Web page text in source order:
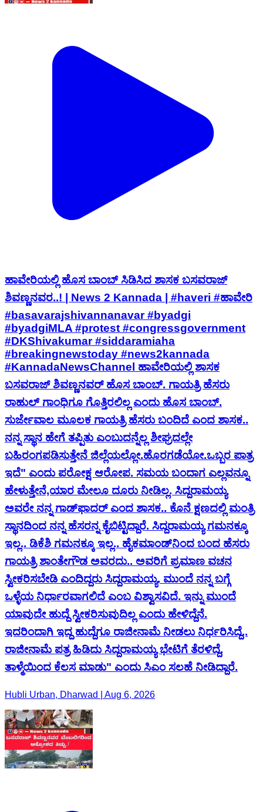
ಹಾವೇರಿಯಲ್ಲಿ ಹೊಸ ಬಾಂಬ್ ಸಿಡಿಸಿದ ಶಾಸಕ ಬಸವರಾಜ್
ಶಿವಣ್ಣನವರ..! | News 2 Kannada | #haveri #ಹಾವೇರಿ
#basavarajshivannanavar #byadgi
#byadgiMLA #protest #congressgovernment
#DKShivakumar #siddaramiaha
#breakingnewstoday #news2kannada
#KannadaNewsChannel ಹಾವೇರಿಯಲ್ಲಿ ಶಾಸಕ
ಬಸವರಾಜ್ ಶಿವಣ್ಣನವರ್ ಹೊಸ ಬಾಂಬ್. ಗಾಯತ್ರಿ ಹೆಸರು
ರಾಹುಲ್ ಗಾಂಧಿಗೂ ಗೊತ್ತಿರಲಿಲ್ಲ ಎಂದು ಹೊಸ ಬಾಂಬ್.
ಸುರ್ಜೇವಾಲ ಮೂಲಕ ಗಾಯತ್ರಿ ಹೆಸರು ಬಂದಿದೆ ಎಂದ ಶಾಸಕ..
ನನ್ನ ಸ್ಥಾನ ಹೇಗೆ ತಪ್ಪಿತು ಎಂಬುದನ್ನೆಲ್ಲ ಶೀಘ್ರದಲ್ಲೇ
ಬಹಿರಂಗಪಡಿಸುತ್ತೇನೆ ಜಿಲ್ಲೆಯಲ್ಲೋ.ಹೊರಗಡೆಯೋ.ಒಬ್ಬರ ಪಾತ್ರ
ಇದೆ" ಎಂದು ಪರೋಕ್ಷ ಆರೋಪ. ಸಮಯ ಬಂದಾಗ ಎಲ್ಲವನ್ನೂ
ಹೇಳುತ್ತೇನೆ,ಯಾರ ಮೇಲೂ ದೂರು ನೀಡಿಲ್ಲ. ಸಿದ್ದರಾಮಯ್ಯ
ಅವರೇ ನನ್ನ ಗಾಡ್‌ಫಾದರ್ ಎಂದ ಶಾಸಕ.. ಕೊನೆ ಕ್ಷಣದಲ್ಲಿ ಮಂತ್ರಿ
ಸ್ಥಾನದಿಂದ ನನ್ನ ಹೆಸರನ್ನ ಕೈಬಿಟ್ಟಿದ್ದಾರೆ. ಸಿದ್ದರಾಮಯ್ಯ ಗಮನಕ್ಕೂ
ಇಲ್ಲ.. ಡಿಕೆಶಿ ಗಮನಕ್ಕೂ ಇಲ್ಲ.. ಹೈಕಮಾಂಡ್‌ನಿಂದ ಬಂದ ಹೆಸರು
ಗಾಯತ್ರಿ ಶಾಂತೇಗೌಡ ಅವರದು.. ಅವರಿಗೆ ಪ್ರಮಾಣ ವಚನ
ಸ್ವೀಕರಿಸಬೇಡಿ ಎಂದಿದ್ದರು ಸಿದ್ದರಾಮಯ್ಯ. ಮುಂದೆ ನನ್ನ ಬಗ್ಗೆ
ಒಳ್ಳೆಯ ನಿರ್ಧಾರವಾಗಲಿದೆ ಎಂಬ ವಿಶ್ವಾಸವಿದೆ. ಇನ್ನು ಮುಂದೆ
ಯಾವುದೇ ಹುದ್ದೆ ಸ್ವೀಕರಿಸುವುದಿಲ್ಲ ಎಂದು ಹೇಳಿದ್ದೆನೆ.
ಇದರಿಂದಾಗಿ ಇದ್ದ ಹುದ್ದೆಗೂ ರಾಜೀನಾಮೆ ನೀಡಲು ನಿರ್ಧರಿಸಿದ್ದೆ..
ರಾಜೀನಾಮೆ ಪತ್ರ ಹಿಡಿದು ಸಿದ್ದರಾಮಯ್ಯ ಭೇಟಿಗೆ ತೆರಳಿದ್ದೆ.
ತಾಳ್ಮೆಯಿಂದ ಕೆಲಸ ಮಾಡು" ಎಂದು ಸಿಎಂ ಸಲಹೆ ನೀಡಿದ್ದಾರೆ.
Hubli Urban, Dharwad | Aug 6, 2026